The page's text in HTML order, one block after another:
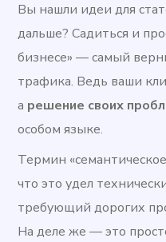
Вы нашли идеи для
дальше? Садиться и
бизнесе» — самый
трафика. Ведь ваши
а решение своих
особом языке.
Термин
что это удел
требующий дорогих
На деле же — это